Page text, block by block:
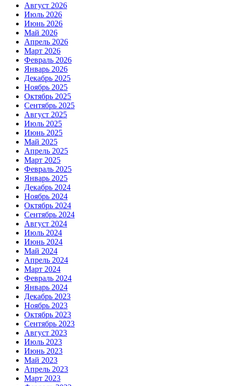
Август 2026
Июль 2026
Июнь 2026
Май 2026
Апрель 2026
Март 2026
Февраль 2026
Январь 2026
Декабрь 2025
Ноябрь 2025
Октябрь 2025
Сентябрь 2025
Август 2025
Июль 2025
Июнь 2025
Май 2025
Апрель 2025
Март 2025
Февраль 2025
Январь 2025
Декабрь 2024
Ноябрь 2024
Октябрь 2024
Сентябрь 2024
Август 2024
Июль 2024
Июнь 2024
Май 2024
Апрель 2024
Март 2024
Февраль 2024
Январь 2024
Декабрь 2023
Ноябрь 2023
Октябрь 2023
Сентябрь 2023
Август 2023
Июль 2023
Июнь 2023
Май 2023
Апрель 2023
Март 2023